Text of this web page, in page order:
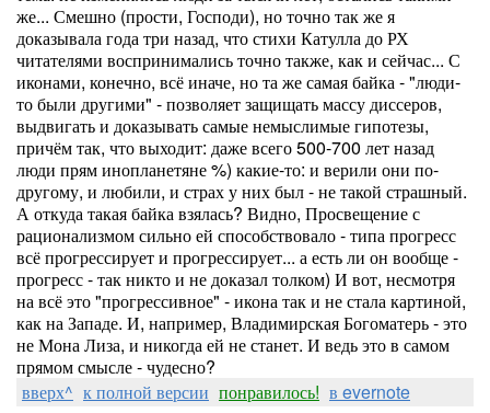
же... Смешно (прости, Господи), но точно так же я
доказывала года три назад, что стихи Катулла до РХ
читателями воспринимались точно также, как и сейчас... С
иконами, конечно, всё иначе, но та же самая байка - "люди-
то были другими" - позволяет защищать массу диссеров,
выдвигать и доказывать самые немыслимые гипотезы,
причём так, что выходит: даже всего 500-700 лет назад
люди прям инопланетяне %) какие-то: и верили они по-
другому, и любили, и страх у них был - не такой страшный.
А откуда такая байка взялась? Видно, Просвещение с
рационализмом сильно ей способствовало - типа прогресс
всё прогрессирует и прогрессирует... а есть ли он вообще -
прогресс - так никто и не доказал толком) И вот, несмотря
на всё это "прогрессивное" - икона так и не стала картиной,
как на Западе. И, например, Владимирская Богоматерь - это
не Мона Лиза, и никогда ей не станет. И ведь это в самом
прямом смысле - чудесно?
вверх^ к полной версии понравилось! в evernote